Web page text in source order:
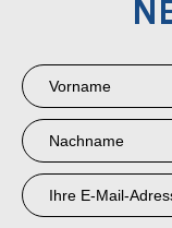
Newsletter
Anmeldung
RMI